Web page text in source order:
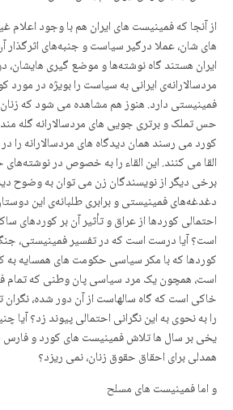
از آنجا کە فمینیست های ایران هم با وجود
های شان، عملا درگیر سیاست و جنبەهای
ایران هستند گاه نوشتەها و موضع گیری هایشان،
مردسالارانەی ایرانی بە سیاست را بویژە در مورد
فمینیستی دارد. هنوز هم مشاهده می شود کە
حس تملک و برتری جویی های مردسالارانە گله
کورد می رسند همان دیدگاه های مردسالارانه را
القا می کنند. این القاء را به خصوص در
برخی دیگر از نویسندگان زن می توان به وضوح
دغدغەهای فمینیستی و برابری طلبانەی این
احتمالی کوردها از عراق و تأثیر آن بر کوردهای
است؟ آیا درست است کە در تفسیر فمینیستی،
کوردها کە با مکر سیاسی حکومت های همسایە
است، همچون یک مرد سیاسی پان وطنی کە تمام
خاکی است کە گاه سالهاست از آن دور شدە،
را بە نحوی بە این نگرانی احتمالی پیوند زد؟
یخی بر سال ها تلاش فمینیست های کورد و فارس
همدلی برای احقاق حقوق زنان، نمی ریزد؟
و اما فمینیست های مسلح